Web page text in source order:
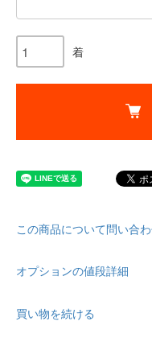
着
この商品について問い合
オプションの値段詳細
買い物を続ける